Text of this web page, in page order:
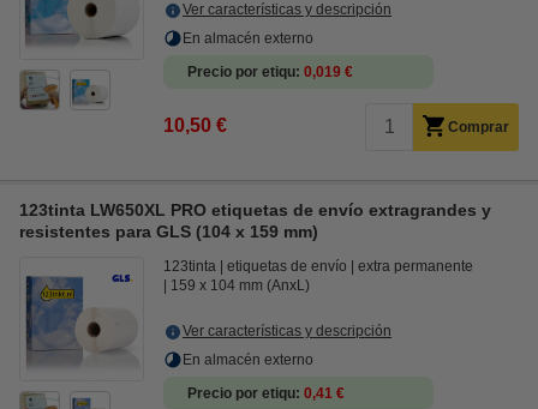
Ver características y descripción
En almacén externo
Precio por etiqu 0,019 €
10,50 € Comprar
123tinta LW650XL PRO etiquetas de envío extragrandes y
resistentes para GLS (104 x 159 mm)
123tinta etiquetas de envío
extra permanente
159 x 104 mm (AnxL)
Ver características y descripción
En almacén externo
Precio por etiqu 0,41 €